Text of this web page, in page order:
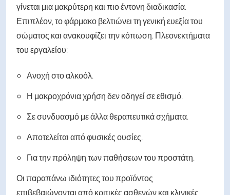
γίνεται μια μακρύτερη και πιο έντονη διαδικασία.
Επιπλέον, το φάρμακο βελτιώνει τη γενική ευεξία του
σώματος και ανακουφίζει την κόπωση. Πλεονεκτήματα
του εργαλείου:
Ανοχή στο αλκοόλ.
Η μακροχρόνια χρήση δεν οδηγεί σε εθισμό.
Σε συνδυασμό με άλλα θεραπευτικά σχήματα.
Αποτελείται από φυσικές ουσίες.
Για την πρόληψη των παθήσεων του προστάτη.
Οι παραπάνω ιδιότητες του προϊόντος
επιβεβαιώνονται από κριτικές ασθενών και κλινικές